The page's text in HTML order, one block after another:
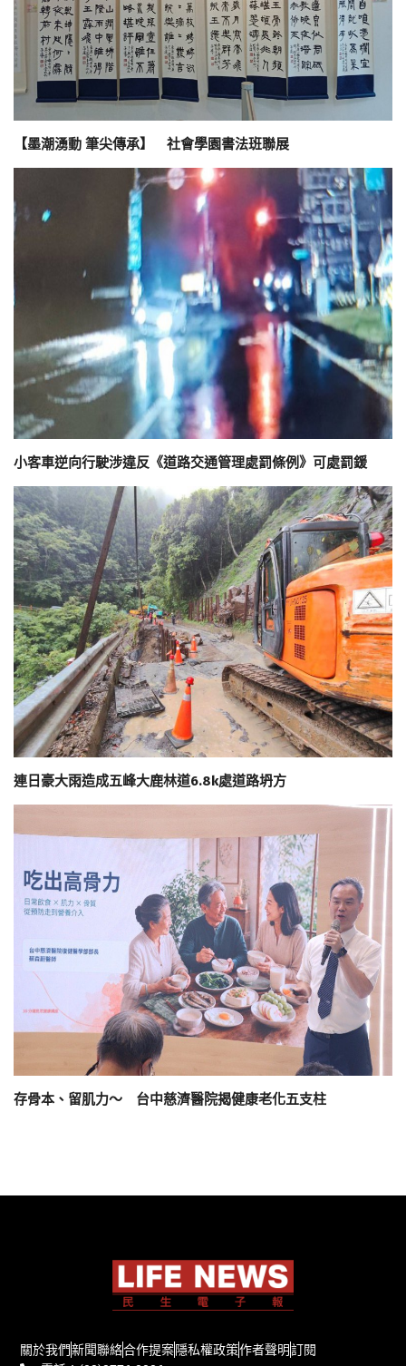
【墨潮湧動 筆尖傳承】 社會學園書法班聯展
小客車逆向行駛涉違反《道路交通管理處罰條例》可處罰鍰
連日豪大雨造成五峰大鹿林道6.8k處道路坍方
存骨本、留肌力～ 台中慈濟醫院揭健康老化五支柱
關於我們新聞聯絡合作提案隱私權政策作者聲明訂閱